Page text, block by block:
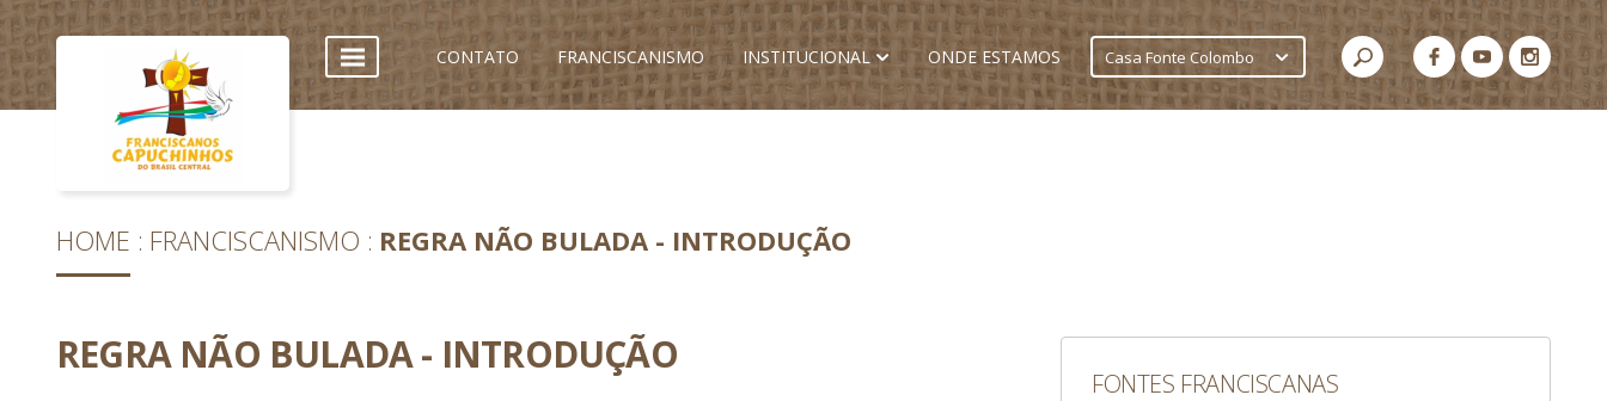
CONTATO FRANCISCANISMO INSTITUCIONAL ONDE ESTAMOS Casa Fonte Colombo
HOME FRANCISCANISMO REGRA NÃO BULADA - INTRODUÇÃO
REGRA NÃO BULADA - INTRODUÇÃO
FONTES FRANCISCANAS